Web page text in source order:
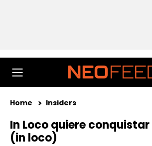
Home Insiders
In Loco quiere
(in loco)